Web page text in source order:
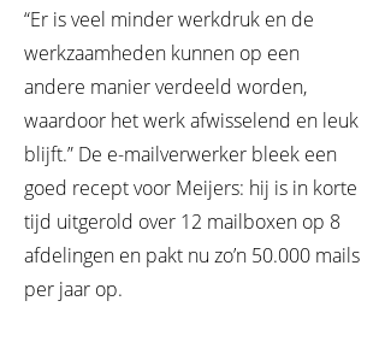
“Er is veel minder werkdruk en de
werkzaamheden kunnen op een
andere manier verdeeld worden,
waardoor het werk afwisselend en leuk
blijft.” De e-mailverwerker bleek een
goed recept voor Meijers: hij is in korte
tijd uitgerold over 12 mailboxen op 8
afdelingen en pakt nu zo’n 50.000 mails
per jaar op.